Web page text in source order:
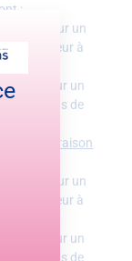
:
* 14.10€ pour un
inférieur à
pour un
achat de plus de
Pour une livraison
* 16.50€ pour un
achat inférieur à
* offerts pour un
achat de plus de